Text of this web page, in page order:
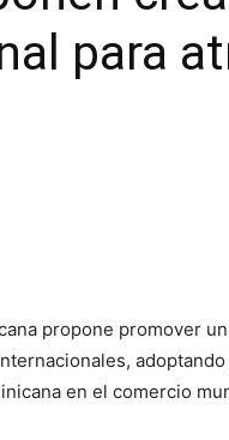
para
propone promover
en el comercio